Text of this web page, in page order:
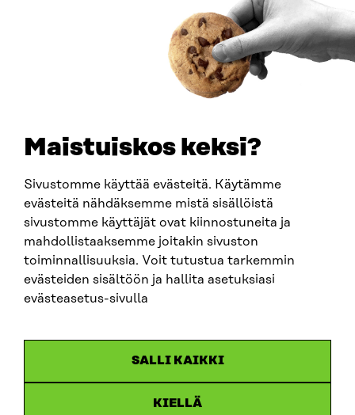
Maistuiskos keksi?
Sivustomme käyttää evästeitä. Käytämme
evästeitä nähdäksemme mistä sisällöistä
sivustomme käyttäjät ovat kiinnostuneita ja
mahdollistaaksemme joitakin sivuston
toiminnallisuuksia. Voit tutustua tarkemmin
evästeiden sisältöön ja hallita asetuksiasi
evästeasetus-sivulla
SALLI KAIKKI
KIELLÄ
fornamn.efternamn@sitra.fi
SITRA PÅ SOCIALA MEDIER
LinkedIn
Instagram
YouTube